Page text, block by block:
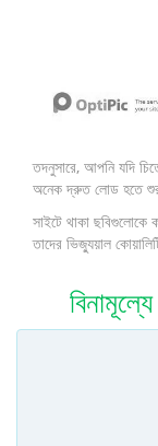
তদনুসারে, আপনি যদি
অনেক দ্রুত লোড হতে
সাইটে থাকা
তাদের ভিজ্যুয়াল